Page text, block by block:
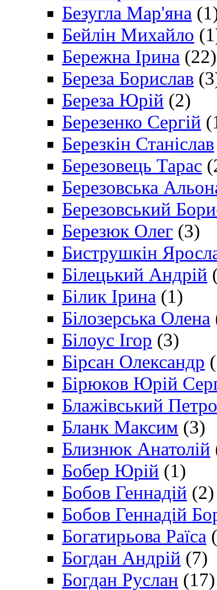
Безугла Мар'яна
Бейлін Михайло
Бережна Ірина (22)
Береза Борислав
Береза Юрій (2)
Березенко Сергій
Березкін Станіслав
Березовець Тарас
Березовська
Березовський
Березюк Олег (3)
Биструшкін
Білецький Андрій
Білик Ірина (1)
Білозерська Олена
Білоус Ігор (3)
Бірсан Олександр
Бірюков Юрій
Блажівський Петро
Бланк Максим (3)
Близнюк Анатолій
Бобер Юрій (1)
Бобов Геннадій (2)
Бобов Геннадій
Богатирьова Раїса
Богдан Андрій (7)
Богдан Руслан (17)